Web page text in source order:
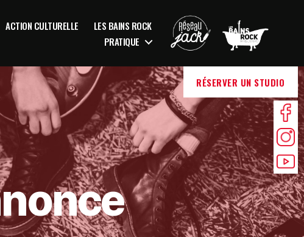
ACTION CULTURELLE
LES BAINS ROCK
PRATIQUE
RÉSERVER UN STUDIO